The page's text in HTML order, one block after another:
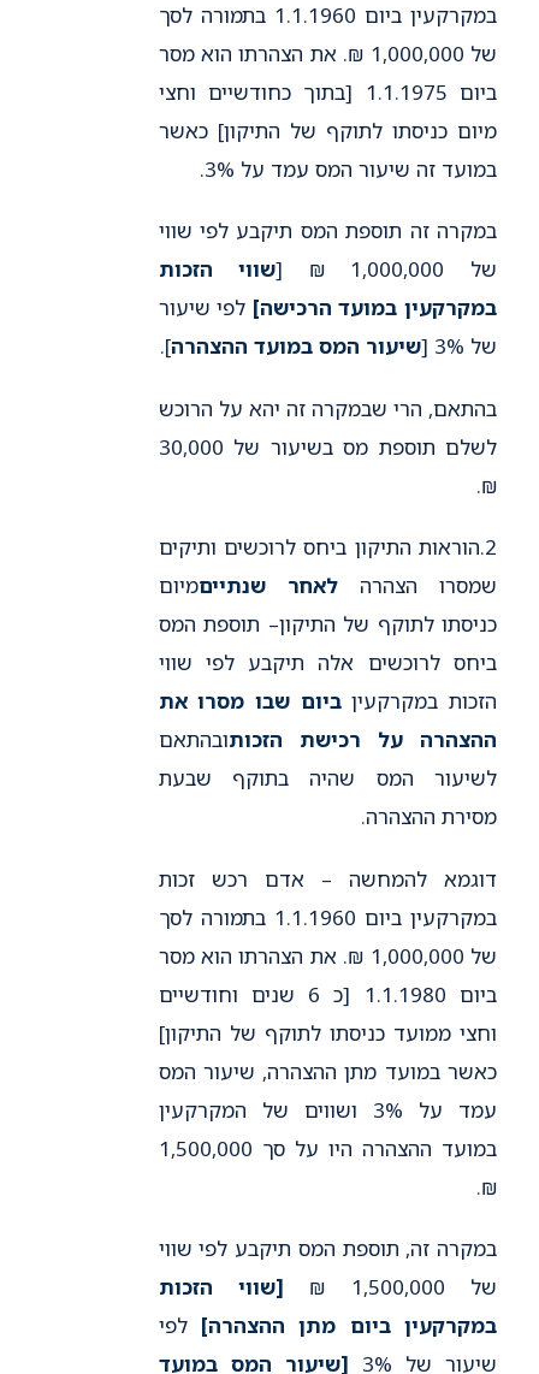
במקרקעין ביום 1.1.1960 בתמורה לסך
של 1,000,000 ₪. את הצהרתו הוא מסר
ביום 1.1.1975 [בתוך כחודשיים וחצי
מיום כניסתו לתוקף של התיקון] כאשר
במועד זה שיעור המס עמד על 3%.
במקרה זה תוספת המס תיקבע לפי שווי
של 1,000,000 ₪ [
שווי הזכות
במקרקעין במועד הרכישה] לפי שיעור
של 3% [
שיעור המס במועד ההצהרה].
בהתאם, הרי שבמקרה זה יהא על הרוכש
לשלם תוספת מס בשיעור של 30,000
₪.
2.הוראות התיקון ביחס לרוכשים ותיקים
שמסרו הצהרהלאחר שנתייםמיום
כניסתו לתוקף של התיקון– תוספת המס
ביחס לרוכשים אלה תיקבע לפי שווי
הזכות במקרקעיןביום שבו מסרו את
ההצהרה על רכישת הזכותובהתאם
לשיעור המס שהיה בתוקף שבעת
מסירת ההצהרה.
דוגמא להמחשה – אדם רכש זכות
במקרקעין ביום 1.1.1960 בתמורה לסך
של 1,000,000 ₪. את הצהרתו הוא מסר
ביום 1.1.1980 [כ 6 שנים וחודשיים
וחצי ממועד כניסתו לתוקף של התיקון]
כאשר במועד מתן ההצהרה, שיעור המס
עמד על 3% ושווים של המקרקעין
במועד ההצהרה היו על סך 1,500,000
₪.
במקרה זה, תוספת המס תיקבע לפי שווי
של 1,500,000 ₪
[שווי הזכות
במקרקעין ביום מתן ההצהרה] לפי
שיעור של 3%
[שיעור המס במועד